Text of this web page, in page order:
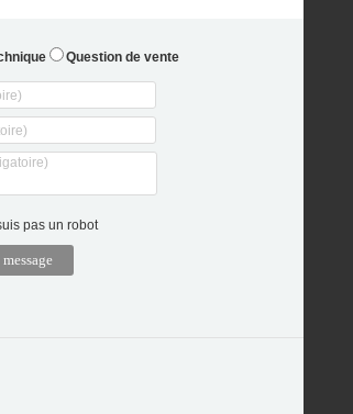
Question de vente
pas un robot